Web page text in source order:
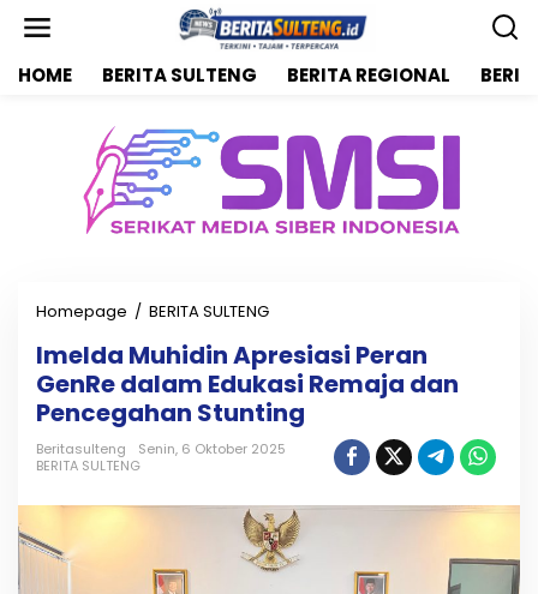
HOME BERITA SULTENG BERITA REGIONAL
Homepage / BERITA SULTENG
e
l
d
a
M
i
d
i
Imelda Muhidin Apresiasi Peran
GenRe dalam Edukasi Remaja dan
Pencegahan Stunting
Beritasulteng
Senin, 6 Oktober 2025
BERITA SULTENG